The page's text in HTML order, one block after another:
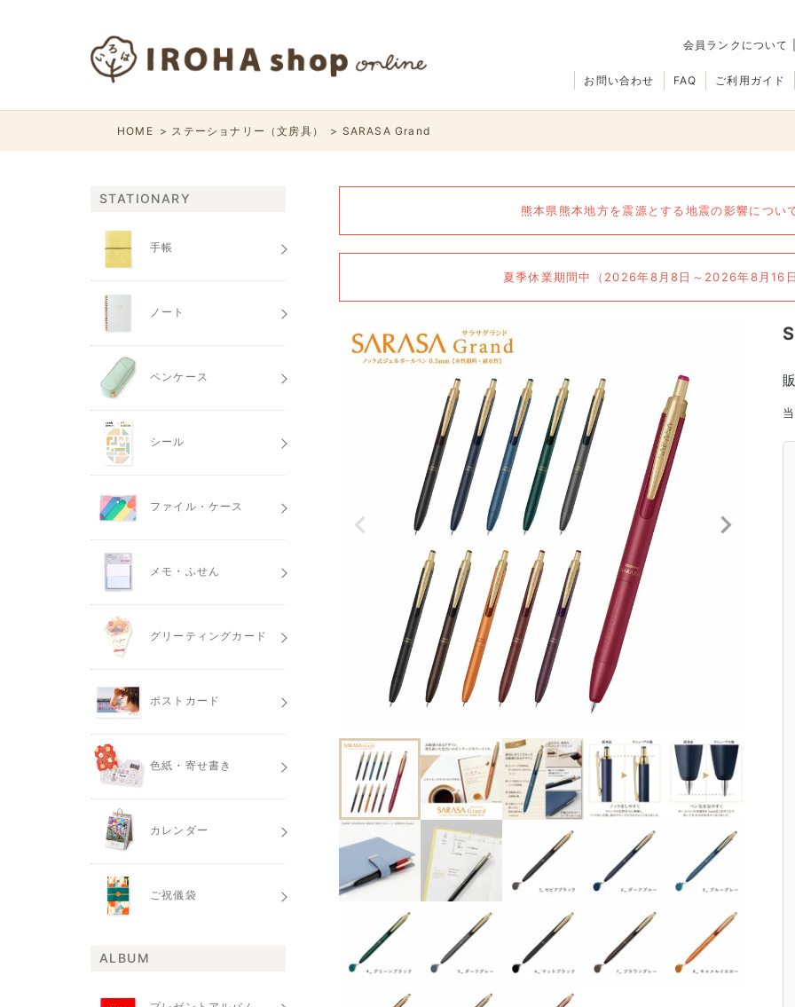
会員ランクについて
ご利用ガイド
FAQ
お問い合わせ
HOME ステーショナリー（文房具） SARASA Grand
熊本県熊本地方を震源とする地震の影響につい
夏季休業期間中（2026年8月8日～2026年8月16
STATIONARY
手帳
ノート
ペンケース
シール
ファイル・ケース
メモ・ふせん
グリーティングカード
ポストカード
色紙・寄せ書き
カレンダー
ご祝儀袋
ALBUM